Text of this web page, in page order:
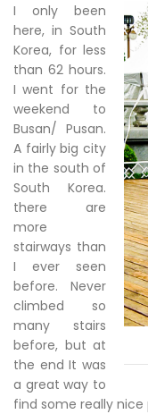
I only been
here, in South
Korea, for less
than 62 hours.
I went for the
weekend to
Busan/ Pusan.
A fairly big city
in the south of
South Korea.
there are
more
stairways than
I ever seen
before. Never
climbed so
many stairs
before, but at
the end It was
a great way to
find some really nice